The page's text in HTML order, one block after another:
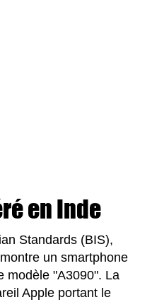
en Inde
Standards (BIS),
un smartphone
modèle "A3090". La
Apple portant le